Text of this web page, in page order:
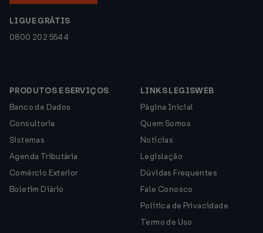
LIGUE GRÁTIS
0800 202 5544
PRODUTOS E SERVIÇOS
Banco de Dados
Consultoria
Sistemas
Agenda Tributária
Comércio Exterior
Boletim Diário
LINKS LEGISWEB
Página Inicial
Quem Somos
Notícias
Legislação
Dúvidas Frequentes
Fale Conosco
Política de Privacidade
Termo de Uso